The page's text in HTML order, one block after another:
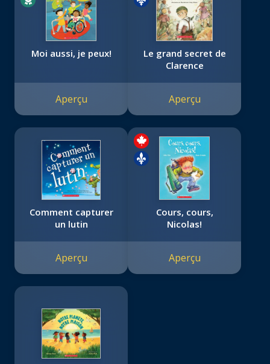
Moi aussi, je peux!
Aperçu
Le grand secret de
Clarence
Aperçu
Comment capturer
un lutin
Aperçu
Cours, cours,
Nicolas!
Aperçu